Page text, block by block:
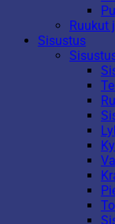
Ruukut
Sisustus